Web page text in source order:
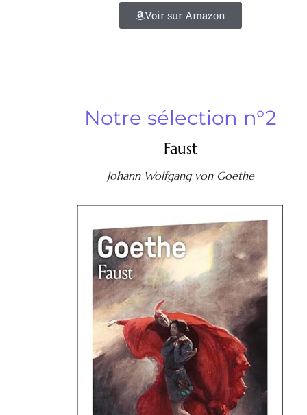
Voir sur Amazon
Notre sélection n°2
Faust
Johann Wolfgang von Goethe